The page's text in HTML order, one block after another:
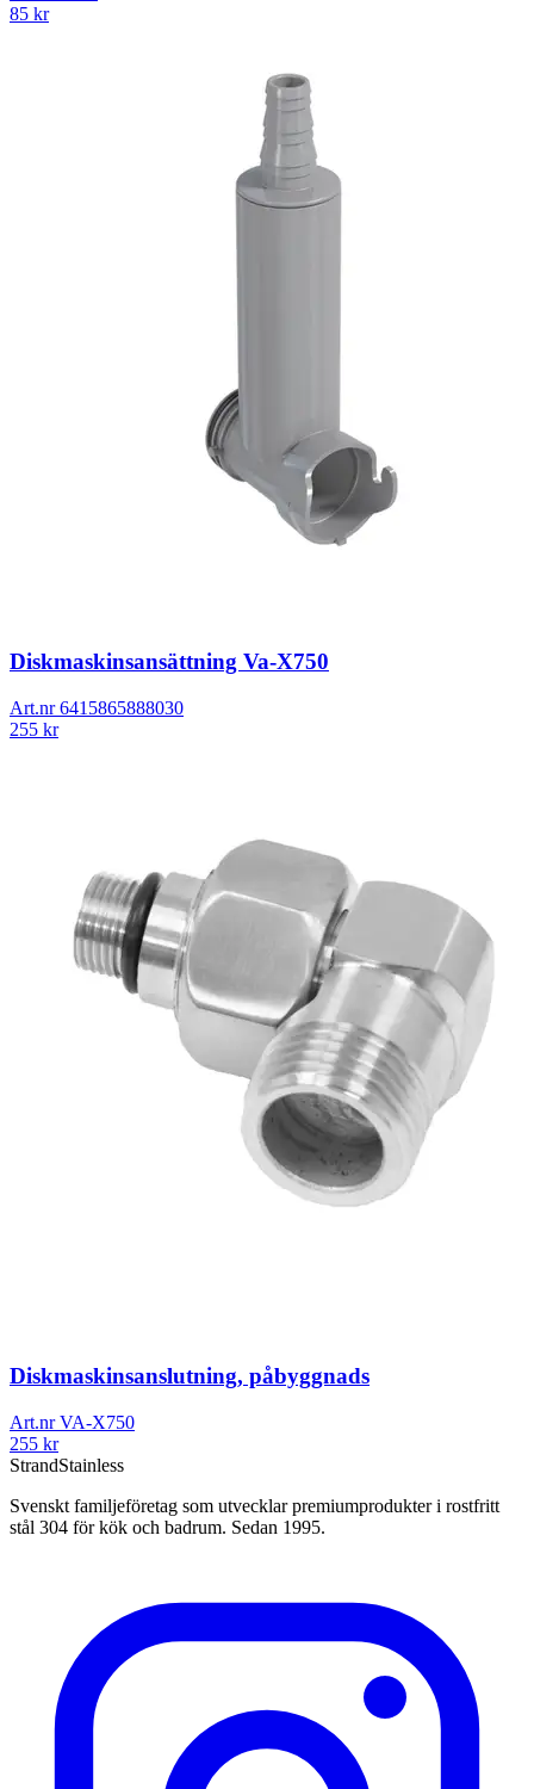
85 kr
Diskmaskinsansättning Va-X750
Art.nr6415865888030
255 kr
Diskmaskinsanslutning, påbyggnads
Art.nrVA-X750
255 kr
StrandStainless
Svenskt familjeföretag som utvecklar premiumprodukter i rostfritt
stål 304 för kök och badrum. Sedan 1995.